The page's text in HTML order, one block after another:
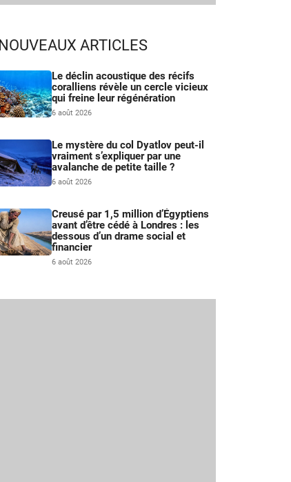
NOUVEAUX ARTICLES
Le déclin acoustique des récifs
coralliens révèle un cercle vicieux
qui freine leur régénération
6 août 2026
Le mystère du col Dyatlov peut-il
vraiment s’expliquer par une
avalanche de petite taille ?
6 août 2026
Creusé par 1,5 million d’Égyptiens
avant d’être cédé à Londres : les
dessous d’un drame social et
financier
6 août 2026